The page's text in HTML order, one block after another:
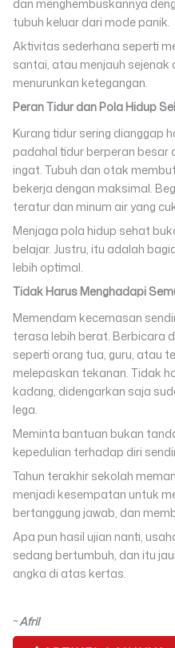
dan menghembuskannya
tubuh keluar dari mode panik.
Aktivitas sederhana seperti
santai, atau menjauh
menurunkan ketegangan.
Peran Tidur dan Pola Hidup
Kurang tidur sering dianggap
padahal tidur berperan
ingat. Tubuh dan otak
bekerja dengan maksimal.
teratur dan minum air yang
Menjaga pola hidup sehat
belajar. Justru, itu adalah
lebih optimal.
Tidak Harus Menghadapi
Memendam kecemasan
terasa lebih berat. Berbicara
seperti orang tua, guru, atau
melepaskan tekanan. Tidak
kadang, didengarkan saja
lega.
Meminta bantuan bukan
kepedulian terhadap diri
Tahun terakhir sekolah
menjadi kesempatan untuk
bertanggung jawab, dan
Apa pun hasil ujian nanti,
sedang bertumbuh, dan itu
angka di atas kertas.
~Afril